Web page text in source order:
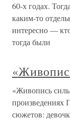
60-х годах.
каким-то
интересно —
тогда были
«Живопись
произведениях
сюжетов: